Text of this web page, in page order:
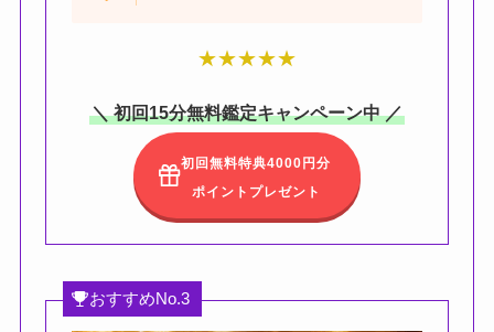
★★★★★
＼ 初回15分無料鑑定キャンペーン中 ／
初回無料特典4000円分
ポイントプレゼント
おすすめNo.3